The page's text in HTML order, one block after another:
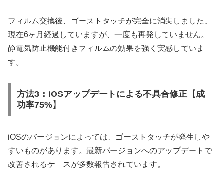
フィルム交換後、ゴーストタッチが完全に消失しました。
現在6ヶ月経過していますが、一度も再発していません。
静電気防止機能付きフィルムの効果を強く実感していま
す。
方法3：iOSアップデートによる不具合修正【成
功率75%】
iOSのバージョンによっては、ゴーストタッチが発生しや
すいものがあります。最新バージョンへのアップデートで
改善されるケースが多数報告されています。